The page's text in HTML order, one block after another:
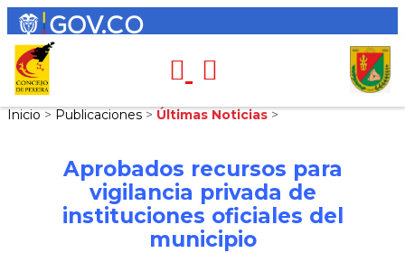
Inicio > Publicaciones > Últimas Noticias >
Aprobados recursos para
vigilancia privada de
instituciones oficiales del
municipio